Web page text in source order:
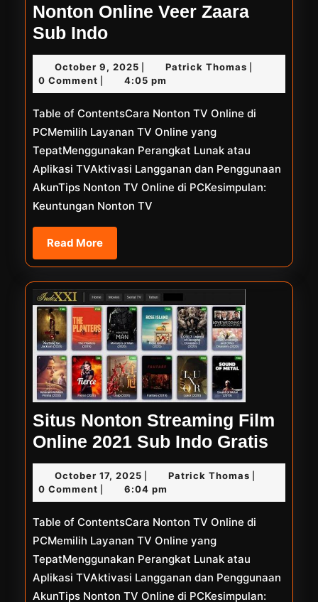
Nonton Online Veer Zaara
Sub IndoNonton
Online
Veer
Zaara
Sub
Indo
October 9, 2025 October
9,
2025
Patrick ThomasPatrick
0 Comment 4:05 pm
Table of ContentsCara Nonton TV Online di
PCMemilih Layanan TV Online yang
TepatMenggunakan Perangkat Lunak atau
Aplikasi TVAktivasi Langganan dan Penggunaan
AkunTips Nonton TV Online di PCKesimpulan:
Keuntungan Nonton TV
Read MoreRead
More
Situs Nonton Streaming Film
Online 2021 Sub Indo Gratis
Film
October 17, 2025 October
17,
2025
Patrick ThomasPatrick
0 Comment 6:04 pm
Table of ContentsCara Nonton TV Online di
PCMemilih Layanan TV Online yang
TepatMenggunakan Perangkat Lunak atau
Aplikasi TVAktivasi Langganan dan Penggunaan
AkunTips Nonton TV Online di PCKesimpulan: